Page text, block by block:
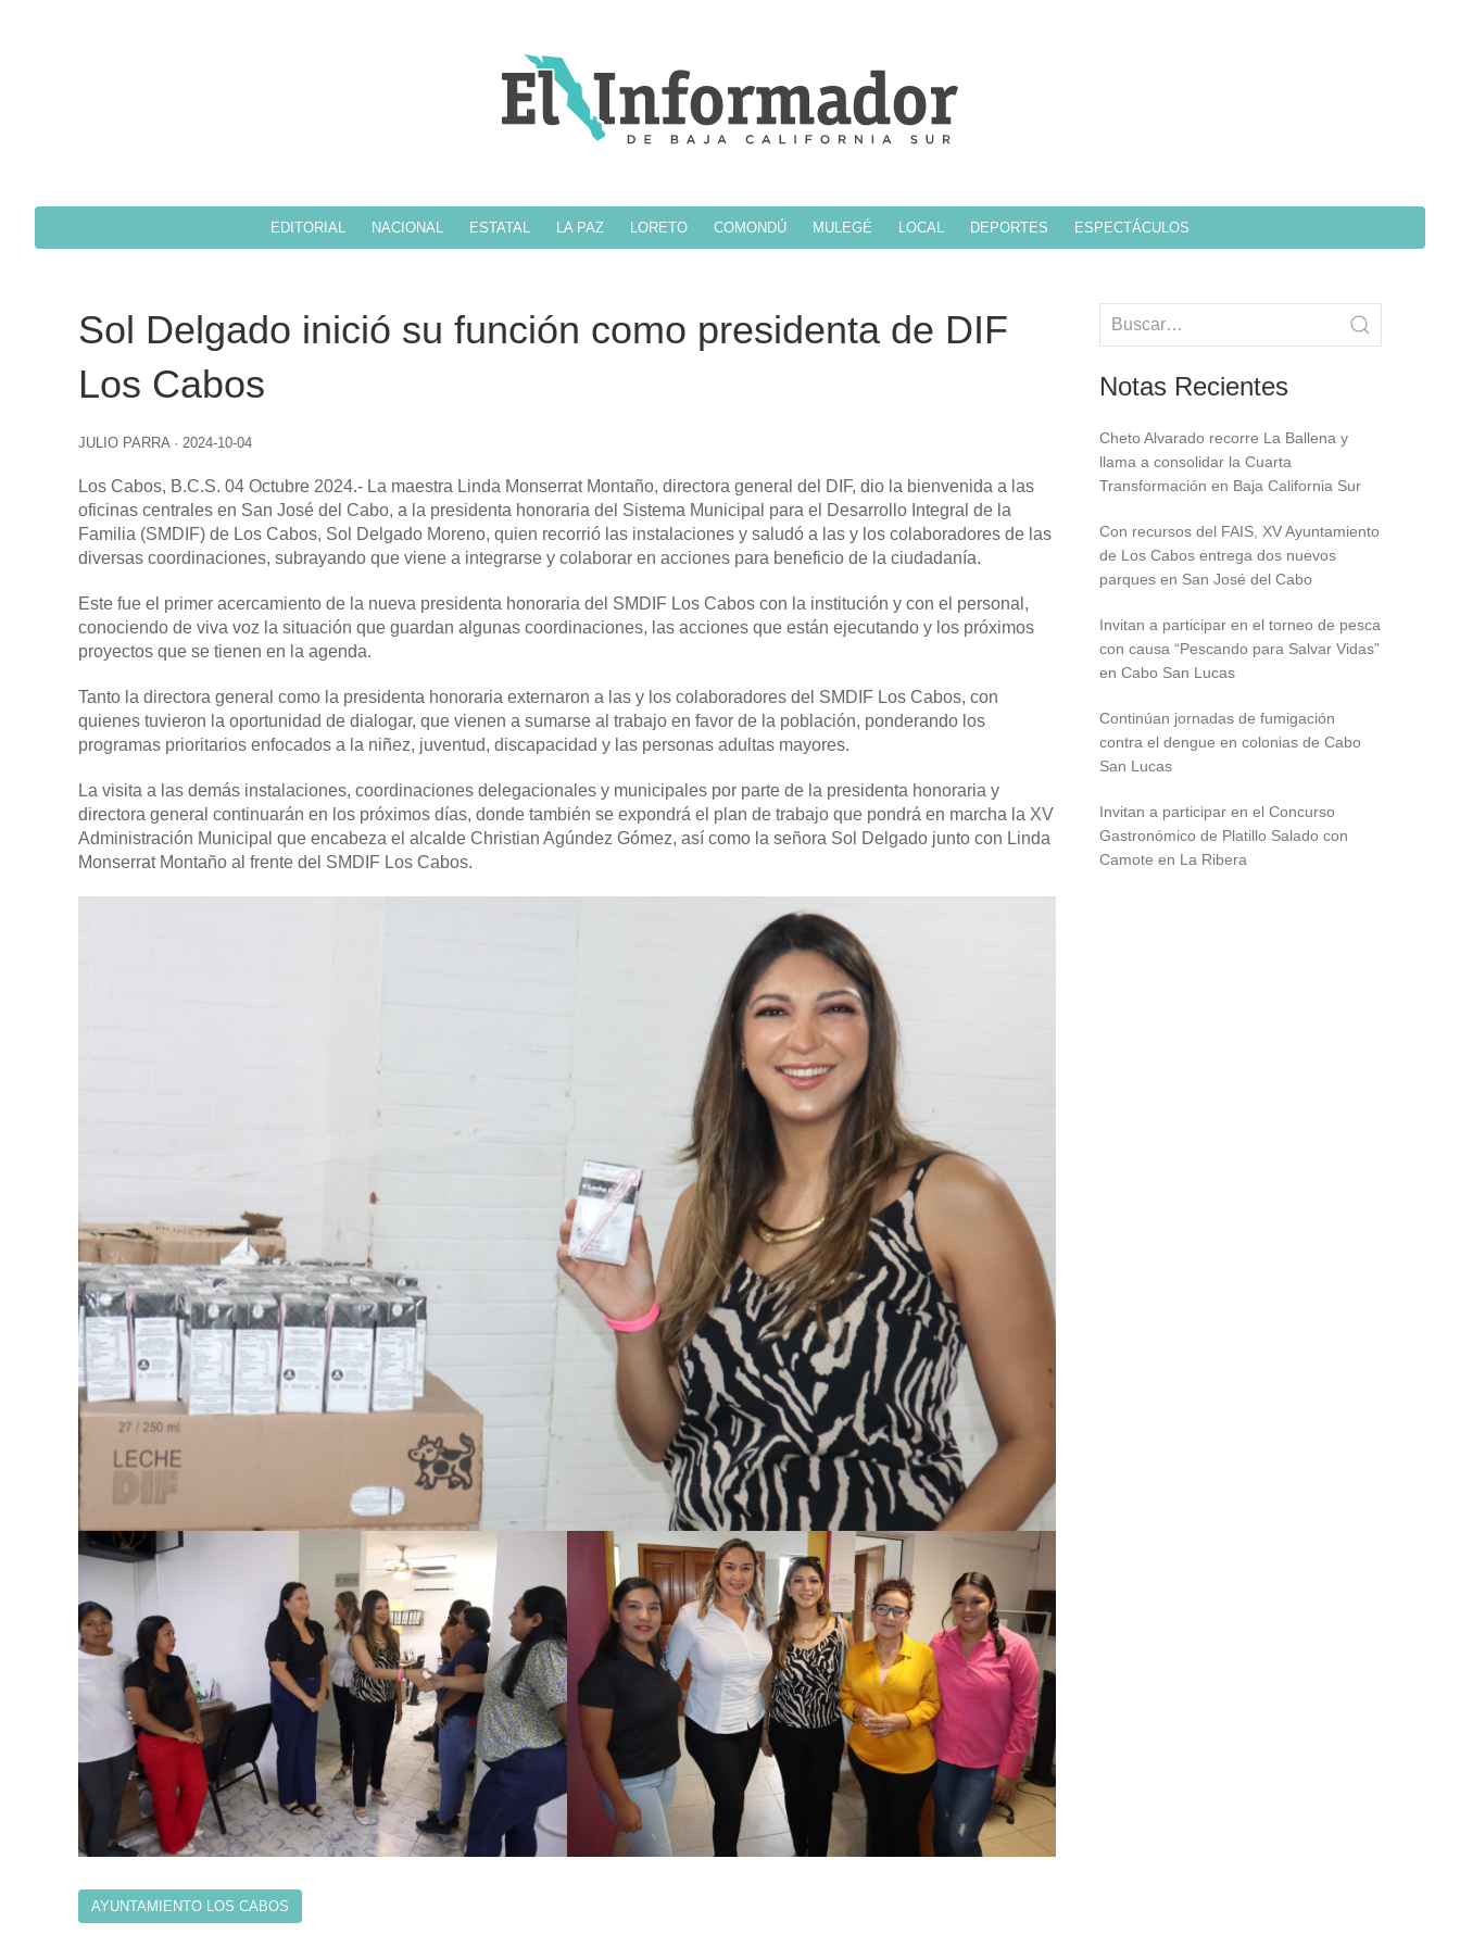
EDITORIAL NACIONAL ESTATAL LA PAZ LORETO COMONDÚ MULEGÉ LOCAL DEPORTES ESPECTÁCULOS
Sol Delgado inició su función como presidenta de DIF
Los Cabos
JULIO PARRA · 2024-10-04
Los Cabos, B.C.S. 04 Octubre 2024.- La maestra Linda Monserrat Montaño, directora general del DIF, dio la bienvenida a las
oficinas centrales en San José del Cabo, a la presidenta honoraria del Sistema Municipal para el Desarrollo Integral de la
Familia (SMDIF) de Los Cabos, Sol Delgado Moreno, quien recorrió las instalaciones y saludó a las y los colaboradores de las
diversas coordinaciones, subrayando que viene a integrarse y colaborar en acciones para beneficio de la ciudadanía.
Este fue el primer acercamiento de la nueva presidenta honoraria del SMDIF Los Cabos con la institución y con el personal,
conociendo de viva voz la situación que guardan algunas coordinaciones, las acciones que están ejecutando y los próximos
proyectos que se tienen en la agenda.
Tanto la directora general como la presidenta honoraria externaron a las y los colaboradores del SMDIF Los Cabos, con
quienes tuvieron la oportunidad de dialogar, que vienen a sumarse al trabajo en favor de la población, ponderando los
programas prioritarios enfocados a la niñez, juventud, discapacidad y las personas adultas mayores.
La visita a las demás instalaciones, coordinaciones delegacionales y municipales por parte de la presidenta honoraria y
directora general continuarán en los próximos días, donde también se expondrá el plan de trabajo que pondrá en marcha la XV
Administración Municipal que encabeza el alcalde Christian Agúndez Gómez, así como la señora Sol Delgado junto con Linda
Monserrat Montaño al frente del SMDIF Los Cabos.
AYUNTAMIENTO LOS CABOS
Notas Recientes
Cheto Alvarado recorre La Ballena y
llama a consolidar la Cuarta
Transformación en Baja California Sur
Con recursos del FAIS, XV Ayuntamiento
de Los Cabos entrega dos nuevos
parques en San José del Cabo
Invitan a participar en el torneo de pesca
con causa “Pescando para Salvar Vidas”
en Cabo San Lucas
Continúan jornadas de fumigación
contra el dengue en colonias de Cabo
San Lucas
Invitan a participar en el Concurso
Gastronómico de Platillo Salado con
Camote en La Ribera